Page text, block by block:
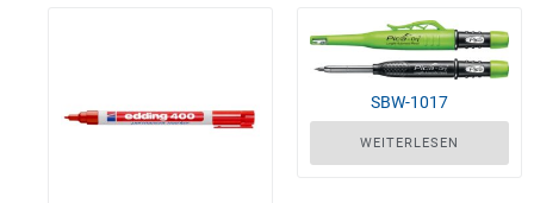
SBW-1017
WEITERLESEN